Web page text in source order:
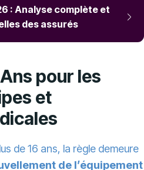
: Analyse complète et
des assurés
pour les
et
de 16 ans, la règle demeure
de l’équipement